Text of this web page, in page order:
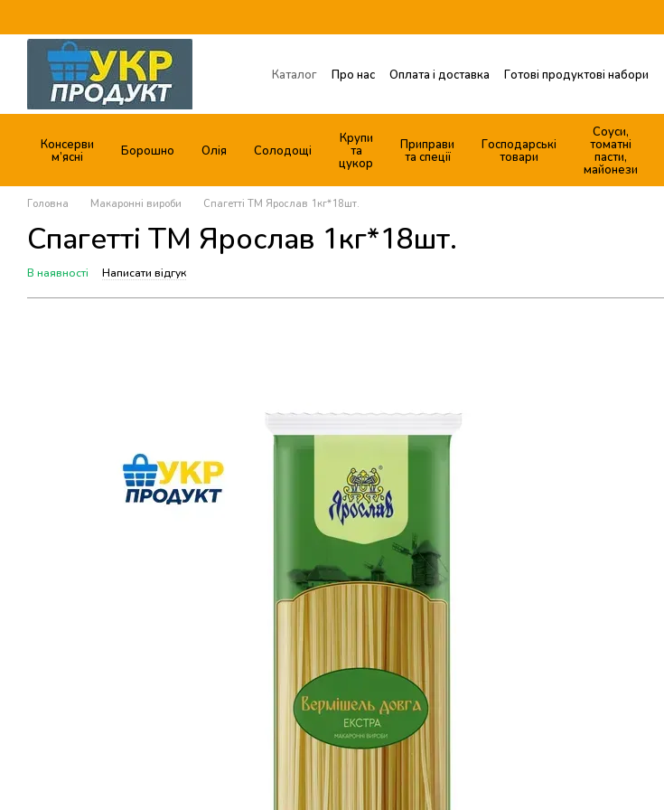
Каталог Про нас Оплата і доставка
Готові продуктові набори
Договір публічної оферти
Консерви
м’ясні
Борошно Олія Солодощі
Крупи
та
цукор
Приправи
та спеції
Господарські
товари
Соуси,
томатні
пасти,
майонези
Головна Макаронні вироби Спагетті ТМ Ярослав 1кг*18шт.
Спагетті ТМ Ярослав 1кг*18шт.
В наявності Написати відгук